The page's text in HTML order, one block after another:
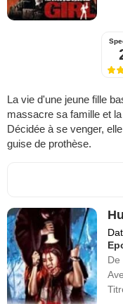
La vie d'une jeune fille
massacre sa famille et
Décidée à se venger,
guise de prothèse.
De